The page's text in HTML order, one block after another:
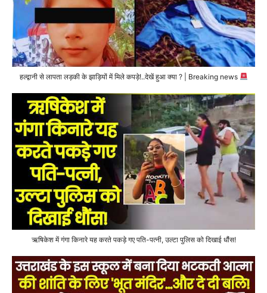
हल्द्वानी से लापता लड़की के झाड़ियों में मिले कपड़े!..देखें हुआ क्या ? | Breaking news
ऋषिकेश में गंगा किनारे यह करते पकड़े गए पति-पत्नी, उल्टा पुलिस को दिखाई धौंस!